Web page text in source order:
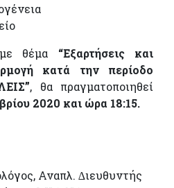
θέμα “Εξαρτήσεις και
κατά την περίοδο
, θα πραγματοποιηθεί
2020 και ώρα 18:15.
Αναπλ. ∆ιευθυντής